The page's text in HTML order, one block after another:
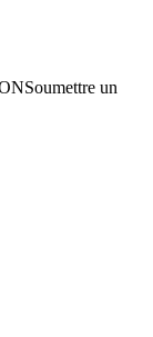
Soumettre un